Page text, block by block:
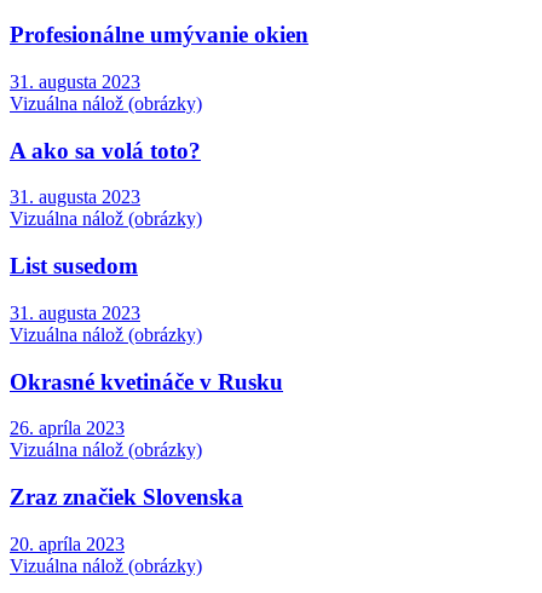
Profesionálne umývanie okien
31. augusta 2023
Vizuálna nálož (obrázky)
A ako sa volá toto?
31. augusta 2023
Vizuálna nálož (obrázky)
List susedom
31. augusta 2023
Vizuálna nálož (obrázky)
Okrasné kvetináče v Rusku
26. apríla 2023
Vizuálna nálož (obrázky)
Zraz značiek Slovenska
20. apríla 2023
Vizuálna nálož (obrázky)